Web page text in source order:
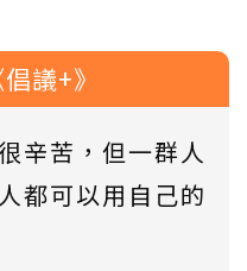
議+》
辛苦，但一群人
都可以用自己的